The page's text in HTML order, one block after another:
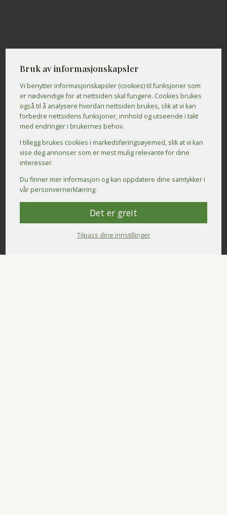
Bruk av informasjonskapsler
Vi benytter informasjons­kapsler (cookies) til funksjoner som
er nødvendige for at nettsiden skal fungere. Cookies brukes
også til å analysere hvordan nettsiden brukes, slik at vi kan
forbedre nettsidens funksjoner, innhold og utseende i takt
med endringer i brukernes behov.
I tillegg brukes cookies i markedsførings­øyemed, slik at vi kan
vise deg annonser som er mest mulig relevante for dine
interesser.
Du finner mer informasjon og kan oppdatere dine samtykker i
vår personvernerklæring.
Det er greit
Tilpass dine innstillinger